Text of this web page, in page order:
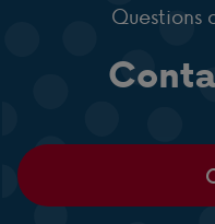
Questions